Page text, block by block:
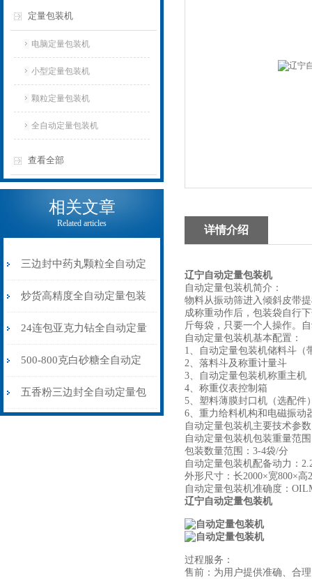
定量包装机
电脑定量包装机
小型定量包装机
颗粒定量包装机
全自动定量包装机
查看全部
相关文章
Related articles
三边封中药丸颗粒全自动定
量包装机6-8克
炒货高精度全自动定量包装
机100-500克\包
24连包亚克力钻全自动定量
包装机高精度不漏料厂家
500-800克白砂糖全自动定
量包装机量杯式
五香粉三边封全自动定量包
详情介绍
辽宁自动定量包装机
自动定量包装机简介：
物料从振动筛进入倾斜皮带
成称重动作后，包装袋自行
斤每袋，只要一个人操作。
自动定量包装机基本配置：
1、自动定量包装机储料斗（
2、落料斗及称重计量斗
3、自动定量包装机称重主机
4、称重仪表控制箱
5、塑料薄膜封口机（选配件
6、重力给料机构和电磁振动
自动定量包装机主要技术参
自动定量包装机包装重量范
包装数量范围：3-4袋/分
自动定量包装机配备动力：
外形尺寸：长2000×宽800×高
自动定量包装机准确度：
辽宁自动定量包装机
过程服务：
售前：为用户提供准确、合